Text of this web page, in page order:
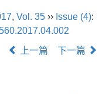
换
, Vol. 35 ›› Issue (4):
上一篇 下一篇